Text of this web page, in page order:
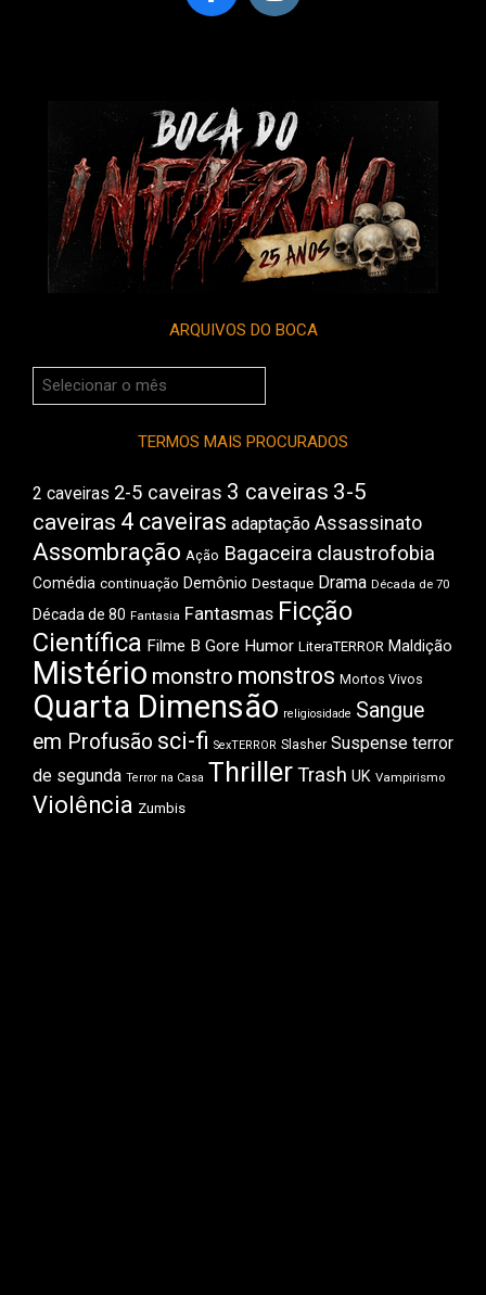
ARQUIVOS DO BOCA
Arquivos
do
TERMOS MAIS PROCURADOS
2 caveiras 2-5 caveiras 3 caveiras 3-5
caveiras 4 caveiras adaptação Assassinato
Assombração Ação Bagaceira claustrofobia
Comédia continuação Demônio Destaque Drama Década de 70
Década de 80 Fantasia Fantasmas Ficção
Científica Filme B Gore Humor LiteraTERROR Maldição
Mistério monstro monstros Mortos Vivos
Quarta Dimensão religiosidade Sangue
em Profusão sci-fi SexTERROR Slasher Suspense terror
de segunda Terror na Casa ThrillerTrash UK Vampirismo
Violência Zumbis